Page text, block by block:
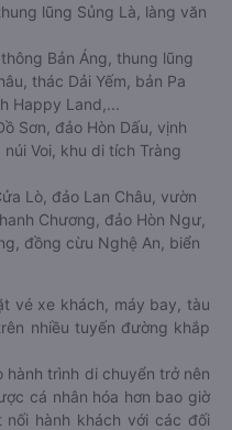
lũng Sủng Là, làng văn
Bản Áng, thung lũng
thác Dải Yếm, bản Pa
Happy Land,...
Sơn, đảo Hòn Dấu, vịnh
Voi, khu di tích Tràng
Lò, đảo Lan Châu, vườn
Chương, đảo Hòn Ngư,
đồng cừu Nghệ An, biển
vé xe khách, máy bay, tàu
nhiều tuyến đường khắp
hành trình di chuyển trở nên
cá nhân hóa hơn bao giờ
nối hành khách với các đối